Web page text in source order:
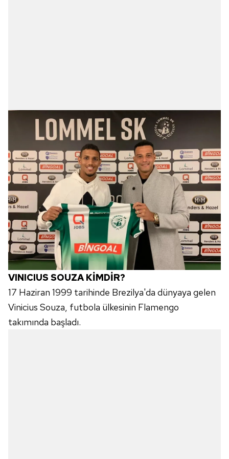
ilgili mevzuata uygun olarak kullanılan çerezlerle ilgili bilgi
almak için lütfen tıklayınız.
VINICIUS SOUZA KİMDİR?
17 Haziran 1999 tarihinde Brezilya'da dünyaya gelen
Vinicius Souza, futbola ülkesinin Flamengo
takımında başladı.